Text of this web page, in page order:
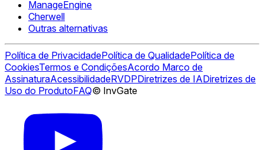
ManageEngine
Cherwell
Outras alternativas
Política de PrivacidadePolítica de QualidadePolítica de
CookiesTermos e CondiçõesAcordo Marco de
AssinaturaAcessibilidadeRVDPDiretrizes de IADiretrizes de
Uso do ProdutoFAQ© InvGate